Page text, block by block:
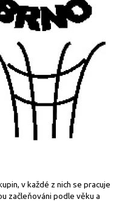
v každé z nich se pracuje
začleňováni podle věku a